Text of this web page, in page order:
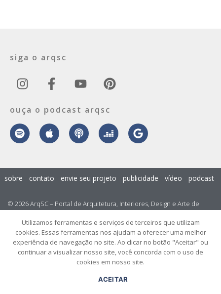
siga o arqsc
ouça o podcast arqsc
© 2026 ArqSC – Portal de Arquitetura, Interiores, Design e Arte de
sobre contato envie seu projeto publicidade vídeo podcast
Utilizamos ferramentas e serviços de terceiros que utilizam
cookies. Essas ferramentas nos ajudam a oferecer uma melhor
experiência de navegação no site. Ao clicar no botão "Aceitar" ou
continuar a visualizar nosso site, você concorda com o uso de
cookies em nosso site.
ACEITAR